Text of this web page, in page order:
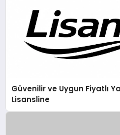
Güvenilir ve Uygun Fiyatlı
Lisansline